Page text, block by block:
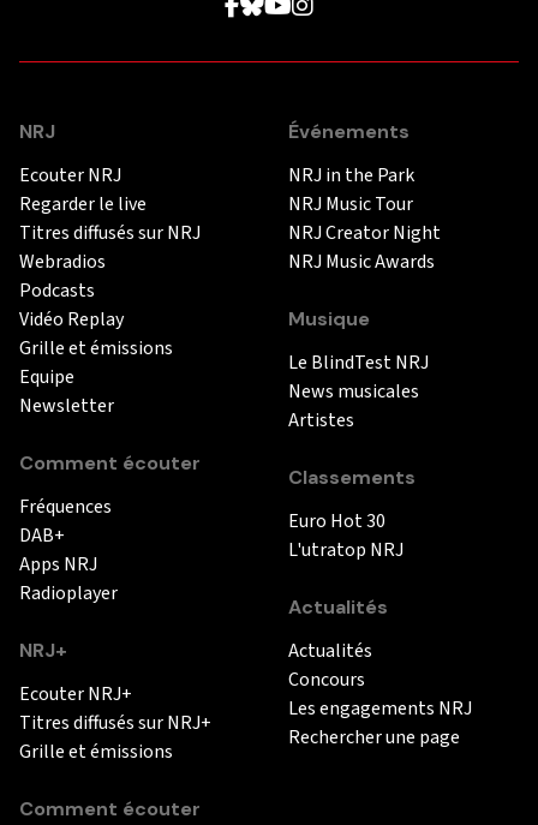
NRJ
Ecouter NRJ
Regarder le live
Titres diffusés sur NRJ
Webradios
Podcasts
Vidéo Replay
Grille et émissions
Equipe
Newsletter
Comment écouter
Fréquences
DAB+
Apps NRJ
Radioplayer
NRJ+
Ecouter NRJ+
Titres diffusés sur NRJ+
Grille et émissions
Comment écouter
Événements
NRJ in the Park
NRJ Music Tour
NRJ Creator Night
NRJ Music Awards
Musique
Le BlindTest NRJ
News musicales
Artistes
Classements
Euro Hot 30
L'utratop NRJ
Actualités
Actualités
Concours
Les engagements NRJ
Rechercher une page